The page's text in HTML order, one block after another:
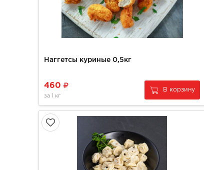
Наггетсы куриные 0,5кг
460
за 1 кг
В корзину